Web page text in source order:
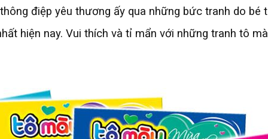
điệp yêu thương ấy qua những bức tranh do
hiện nay. Vui thích và tỉ mẩn với những tranh tô